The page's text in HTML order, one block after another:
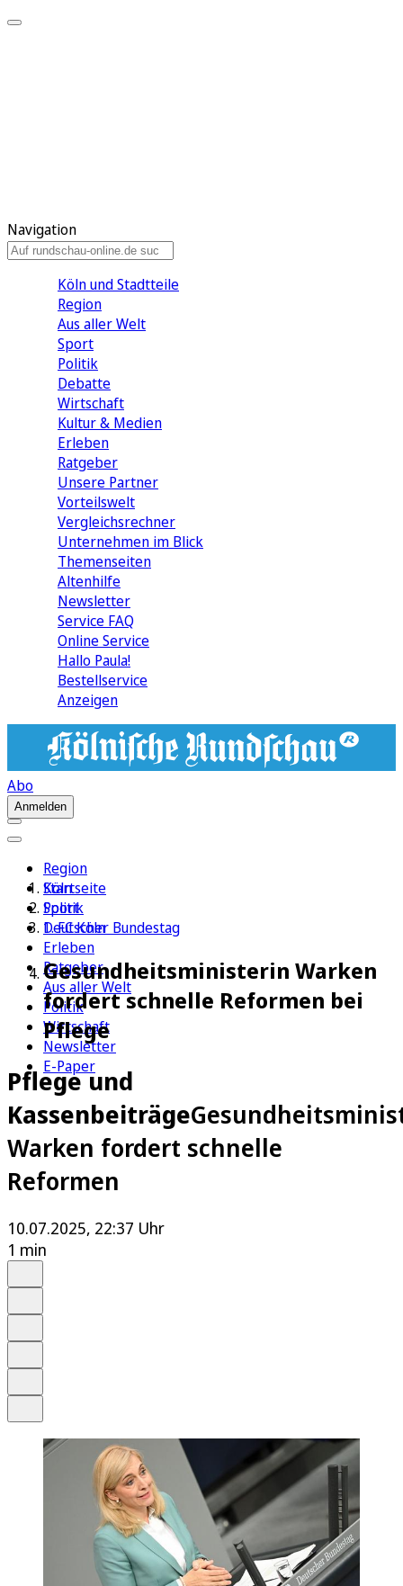
Navigation
Köln und Stadtteile
Region
Aus aller Welt
Sport
Politik
Debatte
Wirtschaft
Kultur & Medien
Erleben
Ratgeber
Unsere Partner
Vorteilswelt
Vergleichsrechner
Unternehmen im Blick
Themenseiten
Altenhilfe
Newsletter
Service FAQ
Online Service
Hallo Paula!
Bestellservice
Anzeigen
Abo
Anmelden
Region
Köln
Sport
1. FC Köln
Erleben
Ratgeber
Aus aller Welt
Politik
Wirtschaft
Newsletter
E-Paper
Startseite
Politik
Deutscher Bundestag
Gesundheitsministerin Warken
fordert schnelle Reformen bei
Pflege
Pflege und
Kassenbeiträge
Warken fordert schnelle
Reformen
10.07.2025, 22:37 Uhr
1 min